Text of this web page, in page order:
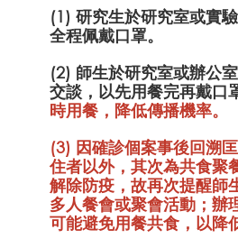
(1) 研究生於研究室或實
全程佩戴口罩。
(2) 師生於研究室或辦公
交談，以先用餐完再戴口
時用餐，降低傳播機率。
(3) 因確診個案事後回溯
住者以外，其次為共食聚
解除防疫，故再次提醒師
多人餐會或聚會活動；辦
可能避免用餐共食 ，以降